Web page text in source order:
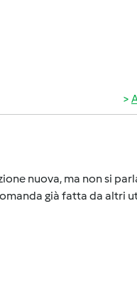
nuova, ma non si
già fatta da altri